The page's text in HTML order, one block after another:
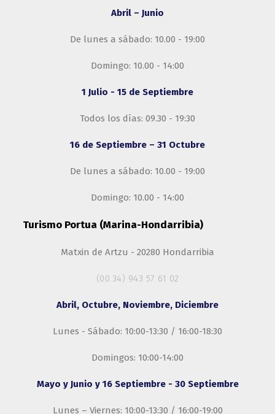
Abril – Junio
De lunes a sábado: 10.00 - 19:00
Domingo: 10.00 - 14:00
1 Julio - 15 de Septiembre
Todos los días: 09.30 - 19:30
16 de Septiembre – 31 Octubre
De lunes a sábado: 10.00 - 19:00
Domingo: 10.00 - 14:00
Turismo Portua (Marina-Hondarribia)
Matxin de Artzu - 20280 Hondarribia
(00.34) 943 57 61 02
Abril, Octubre, Noviembre, Diciembre
Lunes - Sábado: 10:00-13:30 / 16:00-18:30
Domingos: 10:00-14:00
Mayo y Junio y 16 Septiembre - 30 Septiembre
Lunes – Viernes: 10:00-13:30 / 16:00-19:00